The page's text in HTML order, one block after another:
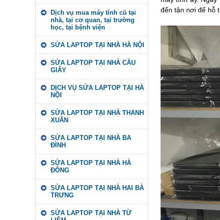
Dịch vụ mua máy tính cũ tại
nhà, tại cơ quan, tại trường
học, tại bệnh viện
SỬA LAPTOP TẠI NHÀ HÀ NỘI
SỬA LAPTOP TẠI NHÀ CẦU
GIẤY
DỊCH VỤ SỬA LAPTOP TẠI HÀ
NỘI
SỬA LAPTOP TẠI NHÀ THANH
XUÂN
SỬA LAPTOP TẠI NHÀ BA
ĐÌNH
SỬA LAPTOP TẠI NHÀ HÀ
ĐÔNG
SỬA LAPTOP TẠI NHÀ HAI BÀ
TRƯNG
SỬA LAPTOP TẠI NHÀ TỪ
đến tận nơi để hỗ